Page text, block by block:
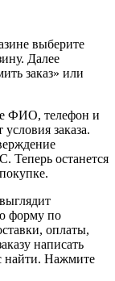
выберите
Далее
заказ» или
ФИО, телефон и
заказа.
Теперь останется
форму по
оплаты,
написать
найти. Нажмите